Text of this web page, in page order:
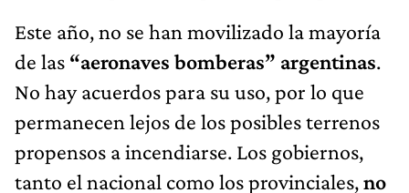
Este año, no se han movilizado la mayoría
de las “aeronaves bomberas” argentinas.
No hay acuerdos para su uso, por lo que
permanecen lejos de los posibles terrenos
propensos a incendiarse. Los gobiernos,
tanto el nacional como los provinciales,no